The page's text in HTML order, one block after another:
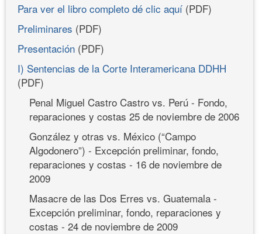
Para ver el libro completo dé clic aquí (PDF)
Preliminares (PDF)
Presentación (PDF)
I) Sentencias de la Corte Interamericana DDHH
(PDF)
Penal Miguel Castro Castro vs. Perú - Fondo,
reparaciones y costas 25 de noviembre de 2006
González y otras vs. México (“Campo
Algodonero”) - Excepción preliminar, fondo,
reparaciones y costas - 16 de noviembre de
2009
Masacre de las Dos Erres vs. Guatemala -
Excepción preliminar, fondo, reparaciones y
costas - 24 de noviembre de 2009